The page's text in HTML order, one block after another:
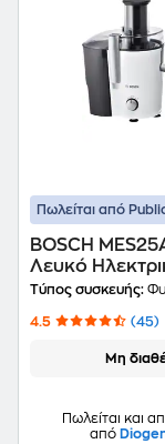
Πωλείται από
BOSCH
Λευκό
Αποχυμωτής
Τύπος συσκευής:
4.5 (45)
Μη
Πωλείται και
από